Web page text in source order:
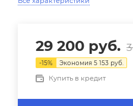
29 200 руб.
-15% Экономия 5 153 руб.
Купить в кредит